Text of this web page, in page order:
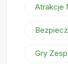
Atrakcje
Gry